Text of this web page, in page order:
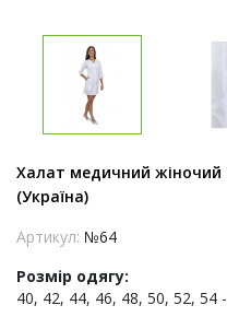
Халат медичний жіночий
(Україна)
Артикул: №64
Розмір одягу:
40, 42, 44, 46, 48, 50, 52, 54